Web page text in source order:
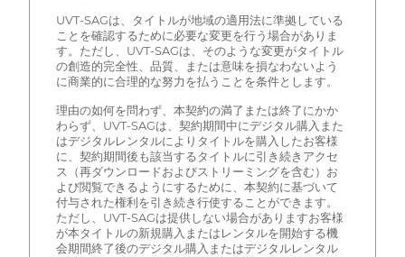
UVT-SAGは、タイトルが地域の適用法に準拠している
ことを確認するために必要な変更を行う場合がありま
す。ただし、UVT-SAGは、そのような変更がタイトル
の創造的完全性、品質、または意味を損なわないよう
に商業的に合理的な努力を払うことを条件とします。
理由の如何を問わず、本契約の満了または終了にかか
わらず、UVT-SAGは、契約期間中にデジタル購入また
はデジタルレンタルによりタイトルを購入したお客様
に、契約期間後も該当するタイトルに引き続きアクセ
ス（再ダウンロードおよびストリーミングを含む）お
よび閲覧できるようにするために、本契約に基づいて
付与された権利を引き続き行使することができます。
ただし、UVT-SAGは提供しない場合がありますお客様
が本タイトルの新規購入またはレンタルを開始する機
会期間終了後のデジタル購入またはデジタルレンタル